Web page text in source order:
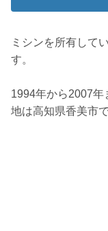
ミシンを所有して
す。
1994年から2007年
地は高知県香美市で